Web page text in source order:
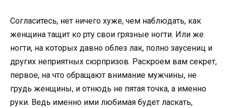
Согласитесь, нет ничего хуже, чем наблюдать, как
женщина тащит ко рту свои грязные ногти. Или же
ногти, на которых давно облез лак, полно заусениц и
других неприятных сюрпризов. Раскроем вам секрет,
первое, на что обращают внимание мужчины, не
грудь женщины, и отнюдь не пятая точка, а именно
руки. Ведь именно ими любимая будет ласкать,